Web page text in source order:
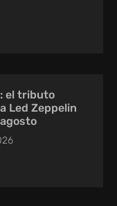
el tributo
Led Zeppelin